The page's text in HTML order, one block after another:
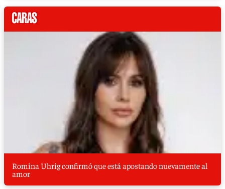
Romina Uhrig confirmó que está apostando nuevamente al
amor